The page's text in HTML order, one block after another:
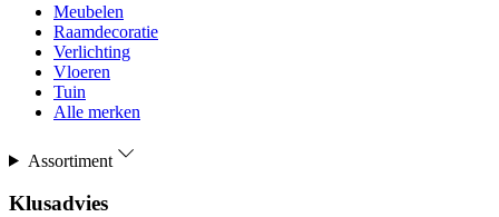
Meubelen
Raamdecoratie
Verlichting
Vloeren
Tuin
Alle merken
Assortiment
Klusadvies